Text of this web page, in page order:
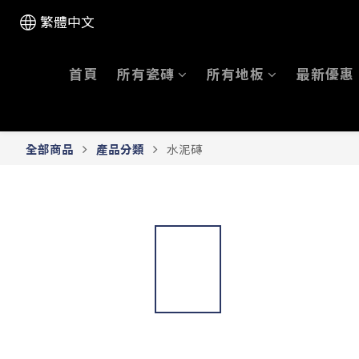
繁體中文
首頁 所有瓷磚 所有地板 最新優惠
全部商品 產品分類 水泥磚